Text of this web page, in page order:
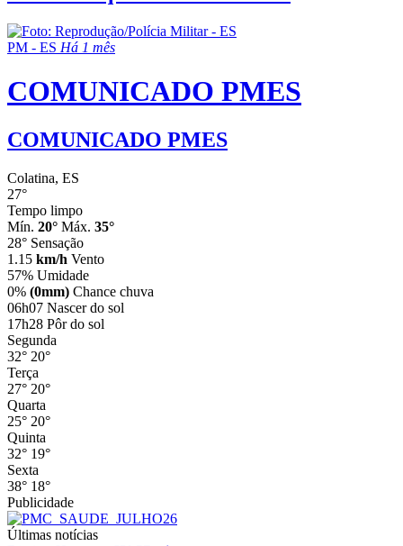
PM - ES Há 1 mês
COMUNICADO PMES
COMUNICADO PMES
Colatina, ES
27°
Tempo limpo
Mín. 20° Máx. 35°
28° Sensação
1.15 km/h Vento
57% Umidade
0% (0mm) Chance chuva
06h07 Nascer do sol
17h28 Pôr do sol
Segunda
32° 20°
Terça
27° 20°
Quarta
25° 20°
Quinta
32° 19°
Sexta
38° 18°
Publicidade
Últimas notícias